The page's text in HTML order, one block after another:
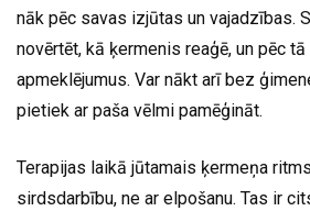
nāk pēc savas izjūtas un vajadzības.
novērtēt, kā ķermenis reaģē, un pēc
apmeklējumus. Var nākt arī bez
pietiek ar paša vēlmi pamēģināt.
Terapijas laikā jūtamais ķermeņa
sirdsdarbību, ne ar elpošanu. Tas ir